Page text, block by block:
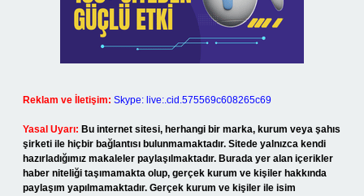
Reklam ve İletişim: Skype: live:.cid.575569c608265c69
Yasal Uyarı: Bu internet sitesi, herhangi bir marka, kurum veya şahıs
şirketi ile hiçbir bağlantısı bulunmamaktadır. Sitede yalnızca kendi
hazırladığımız makaleler paylaşılmaktadır. Burada yer alan içerikler
haber niteliği taşımamakta olup, gerçek kurum ve kişiler hakkında
paylaşım yapılmamaktadır. Gerçek kurum ve kişiler ile isim